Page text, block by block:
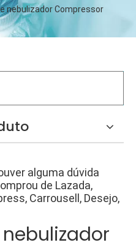
nebulizador Compressor
alguma dúvida
de Lazada,
Carrousell, Desejo,